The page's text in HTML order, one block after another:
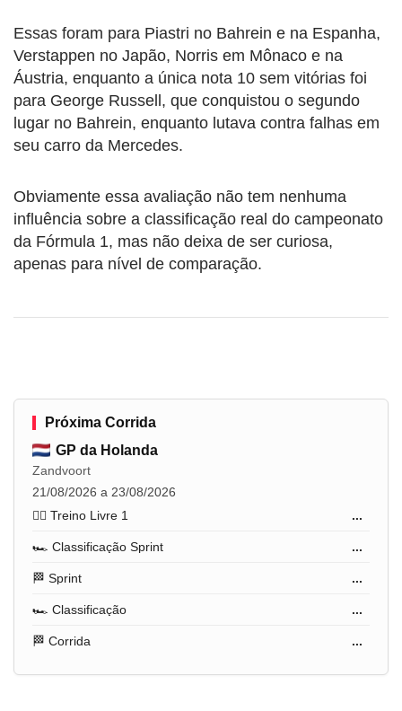
Essas foram para Piastri no Bahrein e na Espanha,
Verstappen no Japão, Norris em Mônaco e na
Áustria, enquanto a única nota 10 sem vitórias foi
para George Russell, que conquistou o segundo
lugar no Bahrein, enquanto lutava contra falhas em
seu carro da Mercedes.
Obviamente essa avaliação não tem nenhuma
influência sobre a classificação real do campeonato
da Fórmula 1, mas não deixa de ser curiosa,
apenas para nível de comparação.
Próxima Corrida
GP da Holanda
Zandvoort
21/08/2026 a 23/08/2026
🏋️‍♂️ Treino Livre 1
...
🏎️ Classificação Sprint ...
🏁 Sprint ...
🏎️ Classificação ...
🏁 Corrida ...